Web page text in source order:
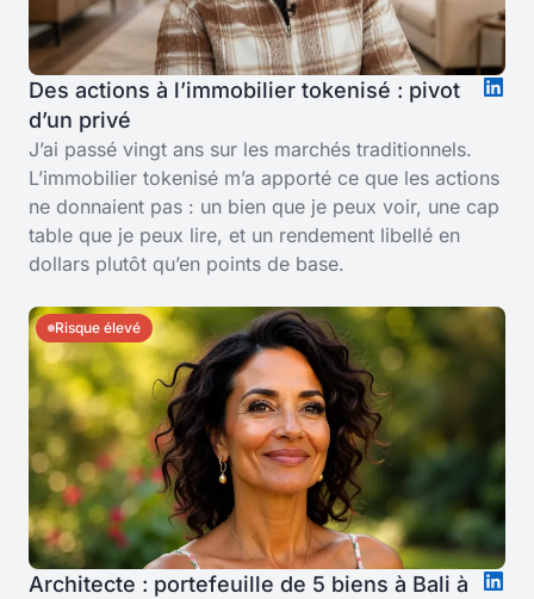
Des actions à l’immobilier tokenisé : pivot
d’un privé
J’ai passé vingt ans sur les marchés traditionnels.
L’immobilier tokenisé m’a apporté ce que les actions
ne donnaient pas : un bien que je peux voir, une cap
table que je peux lire, et un rendement libellé en
dollars plutôt qu’en points de base.
Risque élevé
Architecte : portefeuille de 5 biens à Bali à